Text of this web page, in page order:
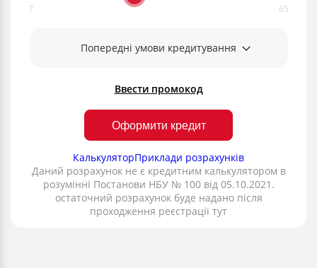
Попередні умови кредитування
Ввести промокод
Оформити кредит
КалькуляторПриклади розрахунків
Даний розрахунок не є кредитним калькулятором в
розумінні Постанови НБУ № 100 від 05.10.2021.
остаточний розрахунок буде надано після
проходження реєстрації тут